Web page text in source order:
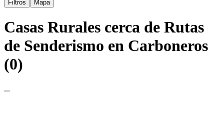
Filtros
Mapa
Casas Rurales cerca de Rutas
de Senderismo en Carboneros
(0)
...